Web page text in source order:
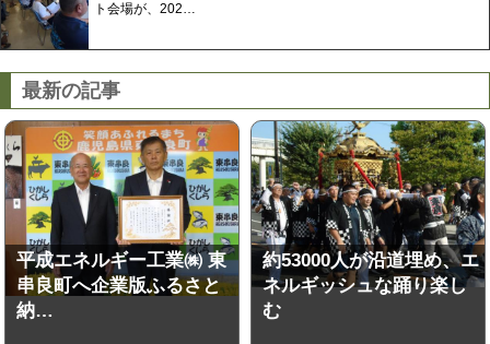
ト会場が、202…
最新の記事
平成エネルギー工業㈱ 東
串良町へ企業版ふるさと
納…
約53000人が沿道埋め、エ
ネルギッシュな踊り楽し
む